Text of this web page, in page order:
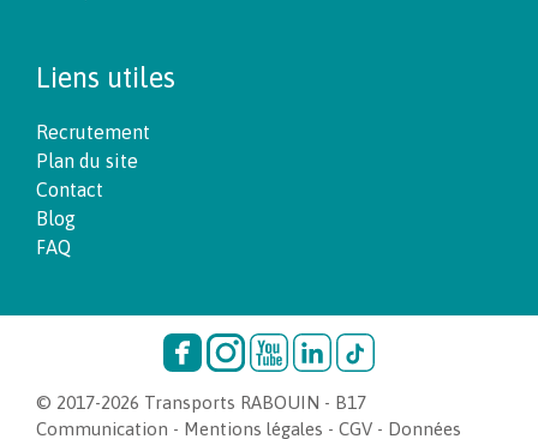
Liens utiles
Recrutement
Plan du site
Contact
Blog
FAQ
© 2017-2026 Transports RABOUIN - B17
Communication - Mentions légales - CGV - Données